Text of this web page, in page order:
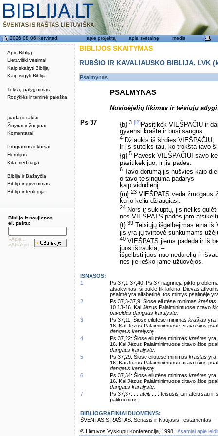
Apie Bibliją
Lietuviški vertimai
Kaip skaityti Bibliją
Kaip įsigyti Bibliją
Tekstų palyginimas
Rodyklės ir teminė paieška
Įvadai ir raktai
Žinynai ir žodynai
Komentarai
Programos ir kursai
Homilijos
Kita medžiaga
Biblija ir Bažnyčia
Biblija ir gyvenimas
Biblija ir teologija
2026 08 06 Ketvirtad. apie projektą apie svetainę medis
Biblija.lt naujienos
el. paštu:
»Apie...
»Atsakyti
BIBLIJOS SKAITYMAS
RUBŠIO IR KAVALIAUSKO BIBLIJA,
Psalmynas
PSALMYNAS
Nusidėjėlių likimas ir teisiųjų
Ps 37 {b} 3 [i2]Pasitikėk VIEŠPAČIU ir
gyvensi krašte ir būsi saugus.
4 Džiaukis iš širdies VIEŠPAČIU,
ir jis suteiks tau, ko trokšta tavo
{g} 5 Pavesk VIEŠPAČIUI savo
pasitikėk juo, ir jis padės.
6 Tavo dorumą jis nušvies kaip
o tavo teisingumą padarys
kaip vidudienį.
{m} 23 VIEŠPATS veda žmogaus
kurio keliu džiaugiasi.
24 Nors ir sukluptų, jis neliks
nes VIEŠPATS padės jam
{t} 39 Teisiųjų išgelbėjimas eina iš
jis yra jų tvirtovė sunkumams
40 VIEŠPATS jiems padeda ir iš
juos ištraukia, –
išgelbsti juos nuo nedorėlių ir
nes jie ieško jame užuovėjos.
IŠNAŠOS:
1
Ps 37,1-37,40: Ps 37 nagrinėja pikto
atsakymas: ši būklė tik laikina. Dievas
psalmė yra alfabetinė, tos mintys psalmėje
2
Ps 37,3-37,9: Šiose eilutėse minimas kraštas
10.13-16. Kai Jėzus Palaiminimuose citavo
paveldės dangaus karalystę.
3
Ps 37,11: Šiose eilutėse minimas kraštas yra
16. Kai Jėzus Palaiminimuose citavo šios
dangaus karalystę.
4
Ps 37,22: Šiose eilutėse minimas kraštas yra
16. Kai Jėzus Palaiminimuose citavo šios
dangaus karalystę.
5
Ps 37,29: Šiose eilutėse minimas kraštas yra
16. Kai Jėzus Palaiminimuose citavo šios
dangaus karalystę.
6
Ps 37,34: Šiose eilutėse minimas kraštas yra
16. Kai Jėzus Palaiminimuose citavo šios
dangaus karalystę.
7
Ps 37,37: ... ateitį... : teisusis turi ateitį sau ir
palikuonims.
BIBLIOGRAFINIAI DUOMENYS:
ŠVENTASIS RAŠTAS. Senasis ir Naujasis Testamentas.
© Lietuvos Vyskupų Konferencija, 1998.
Išsamiai apie